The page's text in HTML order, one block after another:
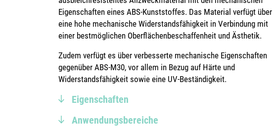
Eigenschaften eines ABS-Kunststoffes. Das Material verfügt über
eine hohe mechanische Widerstandsfähigkeit in Verbindung mit
einer bestmöglichen Oberflächenbeschaffenheit und Ästhetik.
Zudem verfügt es über verbesserte mechanische Eigenschaften
gegenüber ABS-M30, vor allem in Bezug auf Härte und
Widerstandsfähigkeit sowie eine UV-Beständigkeit.
Eigenschaften
Anwendungsbereiche